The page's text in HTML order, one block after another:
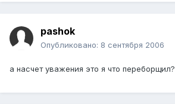
pashok
Опубликовано: 8 сентября 2006
а насчет уважения это я что переборщил?